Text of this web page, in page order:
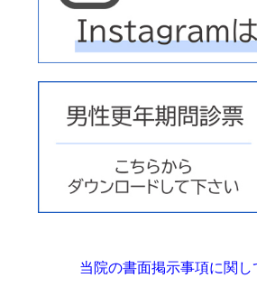
当院の書面掲示事項に関し